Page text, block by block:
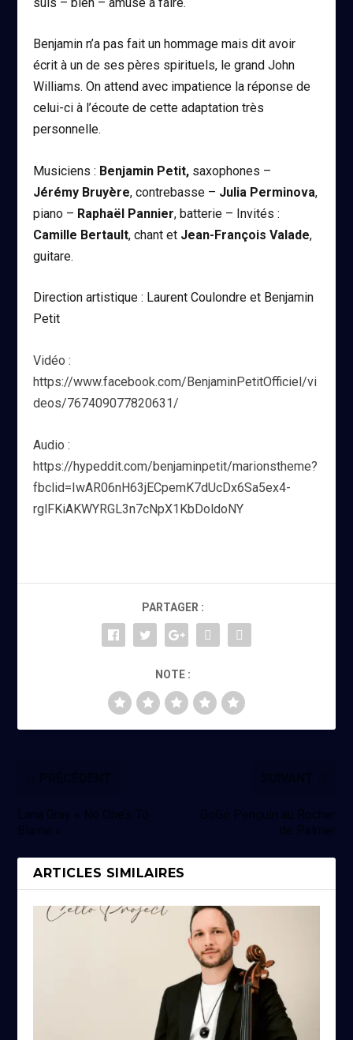
Benjamin n’a pas fait un hommage mais dit avoir
écrit à un de ses pères spirituels, le grand John
Williams. On attend avec impatience la réponse de
celui-ci à l’écoute de cette adaptation très
personnelle.
Musiciens : Benjamin Petit, saxophones –
Jérémy Bruyère, contrebasse – Julia Perminova,
piano – Raphaël Pannier, batterie – Invités :
Camille Bertault, chant et Jean-François Valade,
guitare.
Direction artistique : Laurent Coulondre et Benjamin
Petit
Vidéo :
https://www.facebook.com/BenjaminPetitOfficiel/vi
deos/767409077820631/
Audio :
https://hypeddit.com/benjaminpetit/marionstheme?
fbclid=IwAR06nH63jECpemK7dUcDx6Sa5ex4-
rglFKiAKWYRGL3n7cNpX1KbDoldoNY
PARTAGER :
NOTE :
Lana Gray « No One’s To
Blame »
GoGo Penguin au Rocher
de Palmer
ARTICLES SIMILAIRES